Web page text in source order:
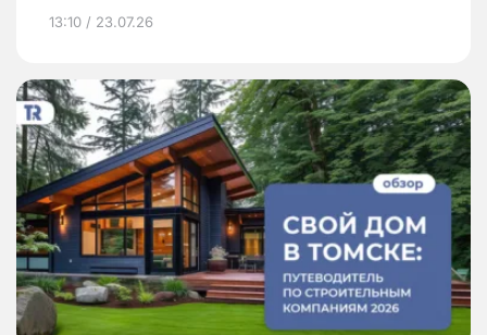
13:10 / 23.07.26